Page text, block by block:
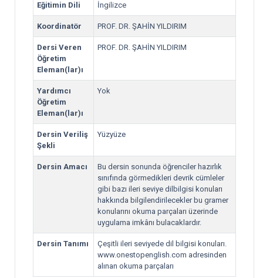
Eğitimin Dili İngilizce
Koordinatör PROF. DR. ŞAHİN YILDIRIM
Dersi Veren
Öğretim
Eleman(lar)ı
PROF. DR. ŞAHİN YILDIRIM
Yardımcı
Öğretim
Eleman(lar)ı
Yok
Dersin Veriliş
Şekli
Yüzyüze
Dersin Amacı
Bu dersin sonunda öğrenciler hazırlık
sınıfında görmedikleri devrik cümleler
gibi bazı ileri seviye dilbilgisi konuları
hakkında bilgilendirilecekler bu gramer
konularını okuma parçaları üzerinde
uygulama imkânı bulacaklardır.
Dersin Tanımı
Çeşitli ileri seviyede dil bilgisi konuları.
www.onestopenglish.com adresinden
alınan okuma parçaları